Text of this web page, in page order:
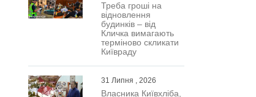
Треба гроші на
відновлення
будинків – від
Кличка вимагають
терміново скликати
Київраду
31 Липня , 2026
Власника Київхліба,